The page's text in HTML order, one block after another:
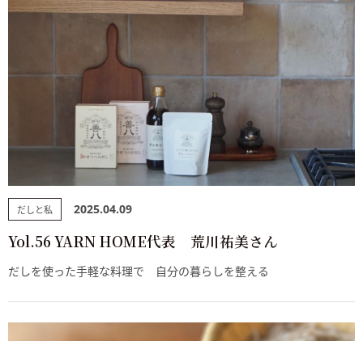
だしと私 2025.04.09
Yol.56 YARN HOME代表 荒川祐美さん
だしを使った手軽な料理で 自分の暮らしを整える